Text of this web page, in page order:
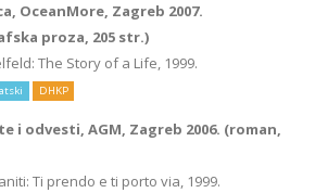
OceanMore, Zagreb 2007.
proza, 205 str.)
The Story of a Life, 1999.
DHKP
i odvesti, AGM, Zagreb 2006. (roman,
Ti prendo e ti porto via, 1999.